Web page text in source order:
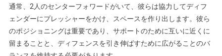
通常、2人のセンターフォワードがいて、彼らは協力してディフ
ェンダーにプレッシャーをかけ、スペースを作り出します。彼ら
のポジショニングは重要であり、サポートのために互いに近くに
留まることと、ディフェンスを引き伸ばすために広がることのバ